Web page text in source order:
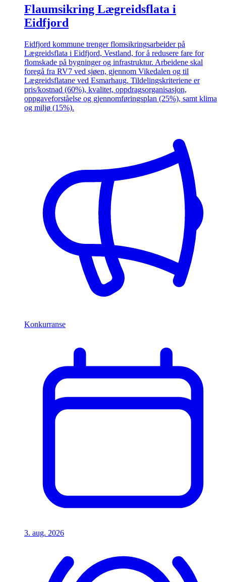
Flaumsikring Lægreidsflata i
Eidfjord
Eidfjord kommune trenger flomsikringsarbeider på
Lægreidsflata i Eidfjord, Vestland, for å redusere fare for
flomskade på bygninger og infrastruktur. Arbeidene skal
foregå fra RV7 ved sjøen, gjennom Vikedalen og til
Lægreidsflatane ved Esmarhaug. Tildelingskriteriene er
pris/kostnad (60%), kvalitet, oppdragsorganisasjon,
oppgaveforståelse og gjennomføringsplan (25%), samt klima
og miljø (15%).
Konkurranse
3. aug. 2026